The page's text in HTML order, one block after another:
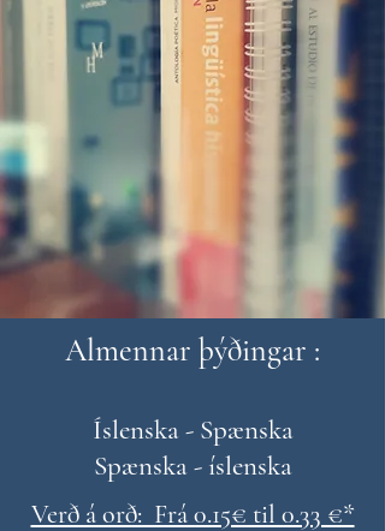
Almennar þýðingar :
Íslenska - Spænska
Spænska - íslenska
Verð á orð: Frá 0.15€ til 0.33 €*